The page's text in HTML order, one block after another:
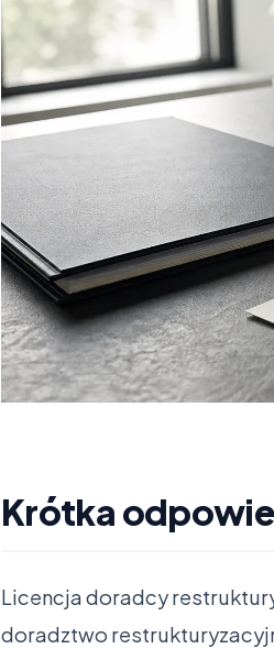
Krótka
Licencja doradcy
doradztwo